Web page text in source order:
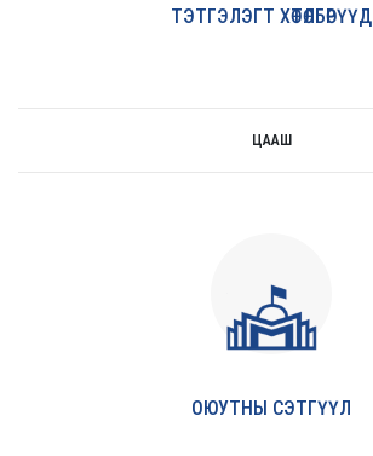
ТЭТГЭЛЭГТ ХӨТӨЛБӨРҮҮД
ЦААШ
ОЮУТНЫ СЭТГҮҮЛ